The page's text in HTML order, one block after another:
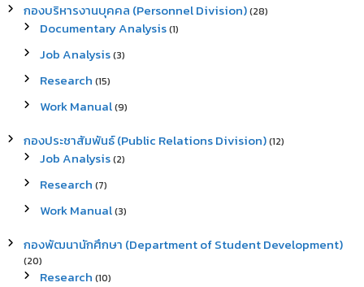
กองบริหารงานบุคคล (Personnel Division)(28)
Documentary Analysis(1)
Job Analysis(3)
Research (15)
Work Manual(9)
กองประชาสัมพันธ์ (Public Relations Division)(12)
Job Analysis(2)
Research (7)
Work Manual(3)
กองพัฒนานักศึกษา (Department of Student Development)
(20)
Research (10)